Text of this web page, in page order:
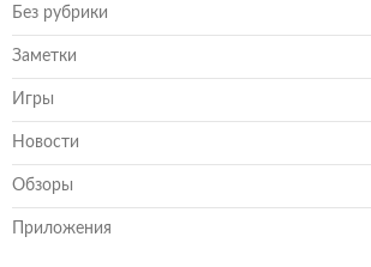
Без рубрики
Заметки
Игры
Новости
Обзоры
Приложения